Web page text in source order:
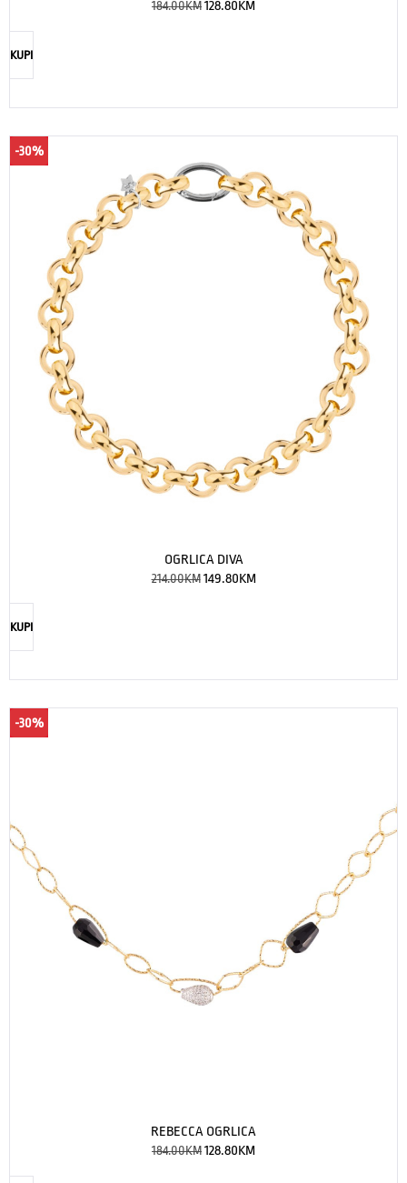
184.00KM128.80KM
KUPI
-30%
OGRLICA DIVA
214.00KM 149.80KM
KUPI
-30%
REBECCA OGRLICA
184.00KM128.80KM